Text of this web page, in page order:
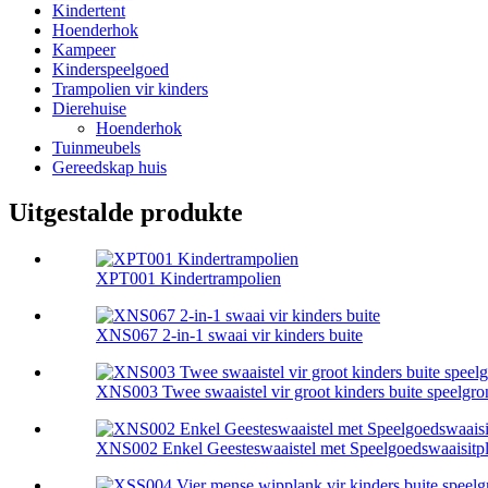
Kindertent
Hoenderhok
Kampeer
Kinderspeelgoed
Trampolien vir kinders
Dierehuise
Hoenderhok
Tuinmeubels
Gereedskap huis
Uitgestalde produkte
XPT001 Kindertrampolien
XNS067 2-in-1 swaai vir kinders buite
XNS003 Twee swaaistel vir groot kinders buite
XNS002 Enkel Geesteswaaistel met